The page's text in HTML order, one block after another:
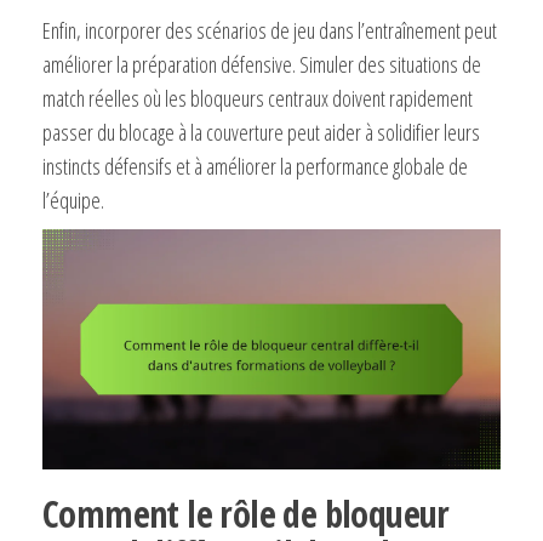
Enfin, incorporer des scénarios de jeu dans l’entraînement peut
améliorer la préparation défensive. Simuler des situations de
match réelles où les bloqueurs centraux doivent rapidement
passer du blocage à la couverture peut aider à solidifier leurs
instincts défensifs et à améliorer la performance globale de
l’équipe.
Comment le rôle de bloqueur